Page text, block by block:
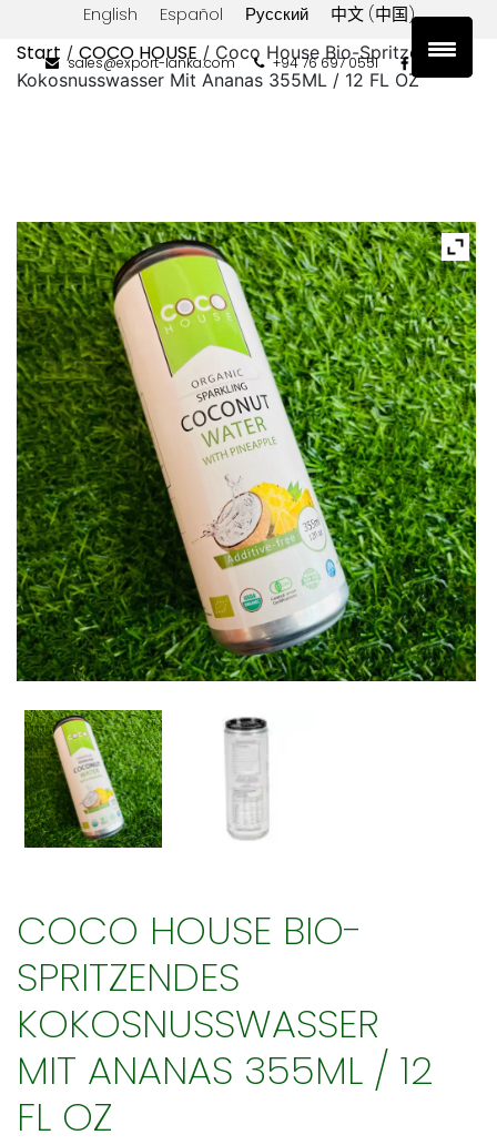
English Español Русский 中文 (中国)
sales@export-lanka.com +94 76 697 0551
Start / COCO HOUSE / Coco House Bio-Spritzendes
Kokosnusswasser Mit Ananas 355ML / 12 FL OZ
COCO HOUSE BIO-
SPRITZENDES
KOKOSNUSSWASSER
MIT ANANAS 355ML / 12
FL OZ